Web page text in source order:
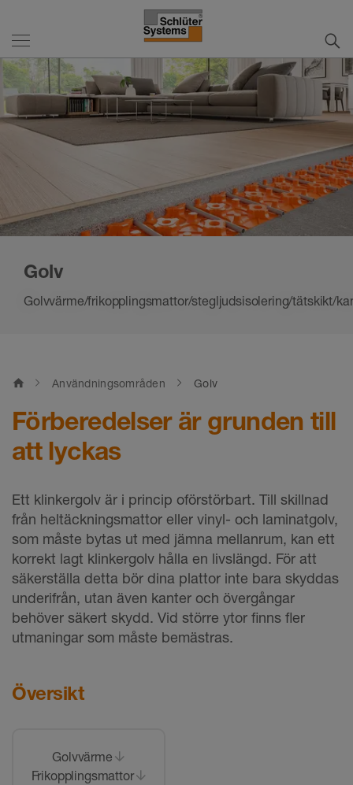
Golv
Golvvärme/frikopplingsmattor/stegljudsisolering/tätskikt/
home Användningsområden Golv
Förberedelser är grunden till
att lyckas
Ett klinkergolv är i princip oförstörbart. Till skillnad
från heltäckningsmattor eller vinyl- och laminatgolv,
som måste bytas ut med jämna mellanrum, kan ett
korrekt lagt klinkergolv hålla en livslängd. För att
säkerställa detta bör dina plattor inte bara skyddas
underifrån, utan även kanter och övergångar
behöver säkert skydd. Vid större ytor finns fler
utmaningar som måste bemästras.
Översikt
Golvvärme
Frikopplingsmattor